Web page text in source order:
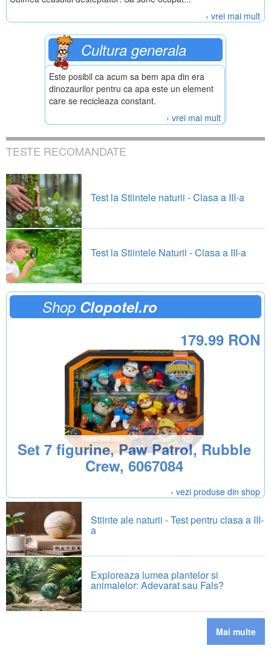
› vrei mai mult
Cultura generala
Este posibil ca acum sa bem apa din era
dinozaurilor pentru ca apa este un element
care se recicleaza constant.
› vrei mai mult
TESTE RECOMANDATE
Test la Stiintele naturii - Clasa a III-a
Test la Stiintele Naturii - Clasa a III-a
Shop Clopotel.ro
Set 7 figurine, Paw Patrol, Rubble
Crew, 6067084
179.99 RON
› vezi produse din shop
Stiinte ale naturii - Test pentru clasa a III-
a
Exploreaza lumea plantelor si
animalelor: Adevarat sau Fals?
Mai multe